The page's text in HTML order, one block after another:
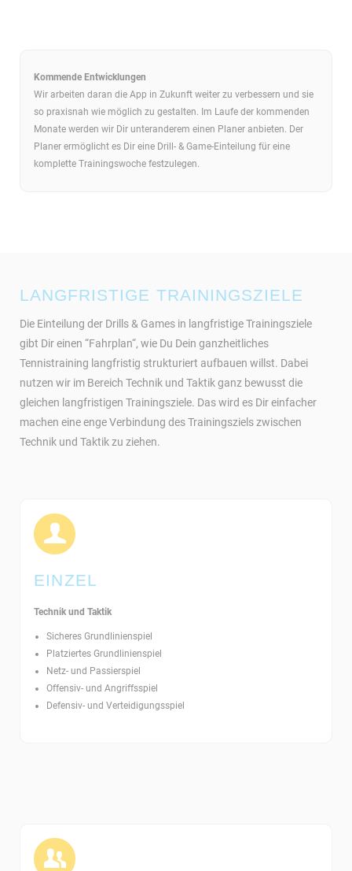
Kommende Entwicklungen
Wir arbeiten daran die App in Zukunft weiter zu verbessern und sie
so praxisnah wie möglich zu gestalten. Im Laufe der kommenden
Monate werden wir Dir unteranderem einen Planer anbieten. Der
Planer ermöglicht es Dir eine Drill- & Game-Einteilung für eine
komplette Trainingswoche festzulegen.
LANGFRISTIGE TRAININGSZIELE
Die Einteilung der Drills & Games in langfristige Trainingsziele
gibt Dir einen “Fahrplan“, wie Du Dein ganzheitliches
Tennistraining langfristig strukturiert aufbauen willst. Dabei
nutzen wir im Bereich Technik und Taktik ganz bewusst die
gleichen langfristigen Trainingsziele. Das wird es Dir einfacher
machen eine enge Verbindung des Trainingsziels zwischen
Technik und Taktik zu ziehen.
EINZEL
Technik und Taktik
Sicheres Grundlinienspiel
Platziertes Grundlinienspiel
Netz- und Passierspiel
Offensiv- und Angriffsspiel
Defensiv- und Verteidigungsspiel